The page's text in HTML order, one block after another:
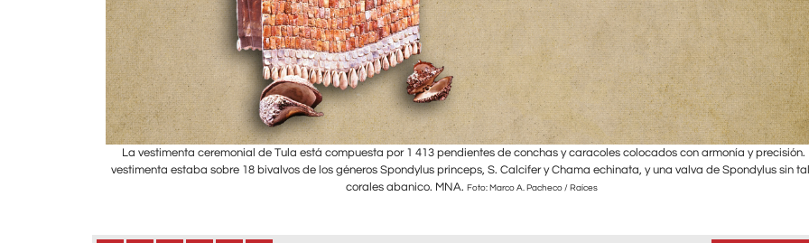
La vestimenta ceremonial de Tula está compuesta por 1 413 pendientes de conchas y caracoles colocados con armonía y precisión.
vestimenta estaba sobre 18 bivalvos de los géneros Spondylus princeps, S. Calcifer y Chama echinata, y una valva de Spondylus sin
corales abanico. MNA. Foto: Marco A. Pacheco / Raíces